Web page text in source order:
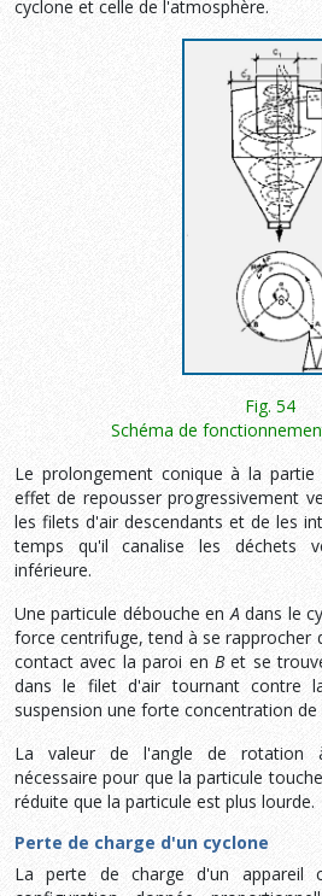
cyclone et celle de l'atmosphère.
Fig. 54
Schéma de
Le prolongement conique à la
effet de repousser progressivement
les filets d'air descendants et de les
temps qu'il canalise les déchets
inférieure.
Une particule débouche enAdans le
force centrifuge, tend à se rapprocher
contact avec la paroi en Bet se
dans le filet d'air tournant contre
suspension une forte concentration de
La valeur de l'angle de rotation
nécessaire pour que la particule
réduite que la particule est plus lourde.
Perte de charge d'un cyclone
La perte de charge d'un appareil